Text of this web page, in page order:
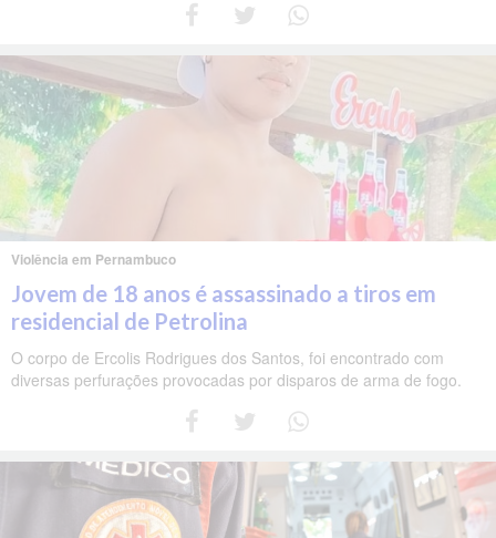
Violência em Pernambuco
Jovem de 18 anos é assassinado a tiros em
residencial de Petrolina
O corpo de Ercolis Rodrigues dos Santos, foi encontrado com
diversas perfurações provocadas por disparos de arma de fogo.